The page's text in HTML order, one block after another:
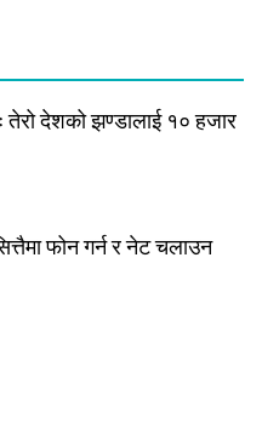
तेरो देशको झण्डालाई १० हजार
फोन गर्न र नेट चलाउन